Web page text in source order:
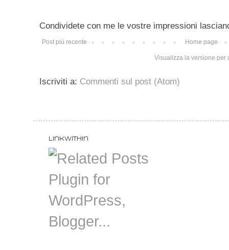
Condividete con me le vostre impressioni
Post più recente Home page
Visualizza la versione per
Iscriviti a: Commenti sul post (Atom)
LinkWithin